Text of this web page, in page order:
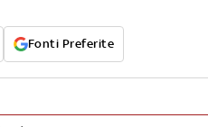
Fonti Preferite